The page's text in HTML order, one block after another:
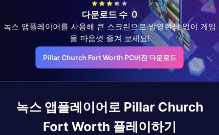
다운로드 수 0
녹스 앱플레이어를 사용해 큰 스크린으로 발열현상 없이 게임
을 마음껏 즐겨 보세요!
Pillar Church Fort Worth PC버전 다운로드
녹스 앱플레이어로 Pillar Church
Fort Worth 플레이하기